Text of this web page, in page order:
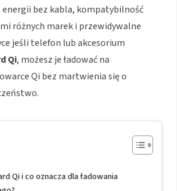
energii bez kabla, kompatybilność
różnych marek i przewidywalne
jeśli telefon lub akcesorium
Qi, możesz je ładować na
Qi bez martwienia się o
Qi i co oznacza dla ładowania